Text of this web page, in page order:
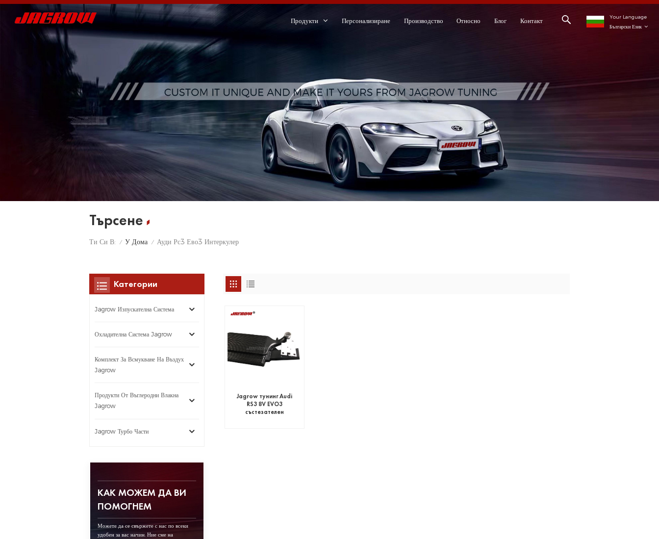
Your Language
Български Език
Продукти Персонализиране Производство Относно Блог Контакт
Търсене
Ти Си В: / У Дома / Ауди Рс3 Ево3 Интеркулер
Jagrow тунинг Audi
RS3 8V EVO3
състезателен
Категории
Jagrow Изпускателна Система
Охладителна Система Jagrow
Комплект За Всмукване На Въздух
Jagrow
Продукти От Въглеродни Влакна
Jagrow
Jagrow Турбо Части
КАК МОЖЕМ ДА ВИ
ПОМОГНЕМ
Можете да се свържете с нас по всеки
удобен за вас начин. Ние сме на